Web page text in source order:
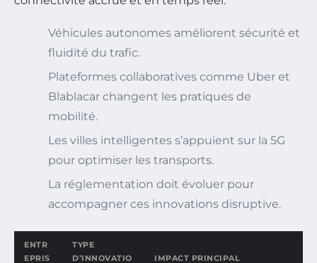
Véhicules autonomes améliorent sécurité et
fluidité du trafic.
Plateformes collaboratives comme Uber et
Blablacar changent les pratiques de
mobilité.
Les villes intelligentes s’appuient sur la 5G
pour optimiser les transports.
La réglementation doit évoluer pour
accompagner ces innovations disruptive.
ENTR
EPRIS
TYPE
D’INNOVATIO
IMPACT PRINCIPAL